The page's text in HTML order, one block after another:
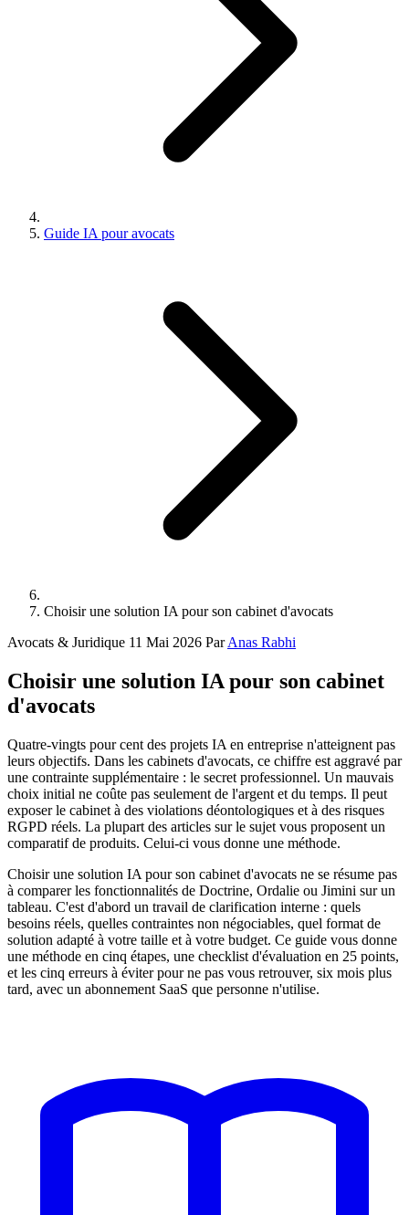
Guide IA pour avocats
Choisir une solution IA pour son cabinet d'avocats
Avocats & Juridique 11 Mai 2026 ParAnas Rabhi
Choisir une solution IA pour son cabinet
d'avocats
Quatre-vingts pour cent des projets IA en entreprise n'atteignent pas
leurs objectifs. Dans les cabinets d'avocats, ce chiffre est aggravé par
une contrainte supplémentaire : le secret professionnel. Un mauvais
choix initial ne coûte pas seulement de l'argent et du temps. Il peut
exposer le cabinet à des violations déontologiques et à des risques
RGPD réels. La plupart des articles sur le sujet vous proposent un
comparatif de produits. Celui-ci vous donne une méthode.
Choisir une solution IA pour son cabinet d'avocats ne se résume pas
à comparer les fonctionnalités de Doctrine, Ordalie ou Jimini sur un
tableau. C'est d'abord un travail de clarification interne : quels
besoins réels, quelles contraintes non négociables, quel format de
solution adapté à votre taille et à votre budget. Ce guide vous donne
une méthode en cinq étapes, une checklist d'évaluation en 25 points,
et les cinq erreurs à éviter pour ne pas vous retrouver, six mois plus
tard, avec un abonnement SaaS que personne n'utilise.